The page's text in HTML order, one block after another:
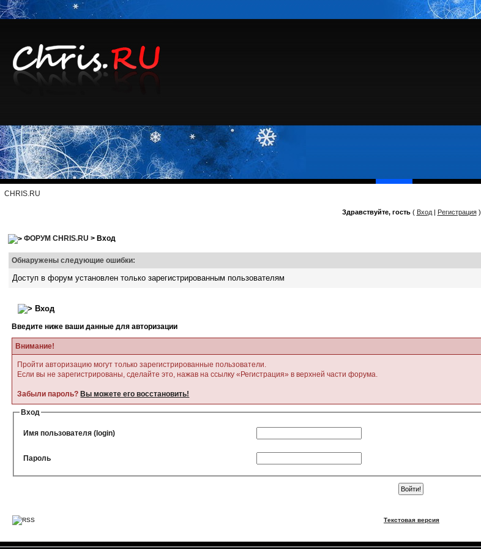
CHRIS.RU
Здравствуйте, гость( Вход| Регистрация)
ФОРУМ CHRIS.RU > Вход
Обнаружены следующие ошибки:
Доступ в форум установлен только зарегистрированным пользователям
Вход
Введите ниже ваши данные для авторизации
Внимание!
Пройти авторизацию могут только зарегистрированные пользователи.
Если вы не зарегистрированы, сделайте это, нажав на ссылку «Регистрация» в верхней части форума.
Забыли пароль? Вы можете его восстановить!
Вход
Имя пользователя (login)
Пароль
Текстовая версия